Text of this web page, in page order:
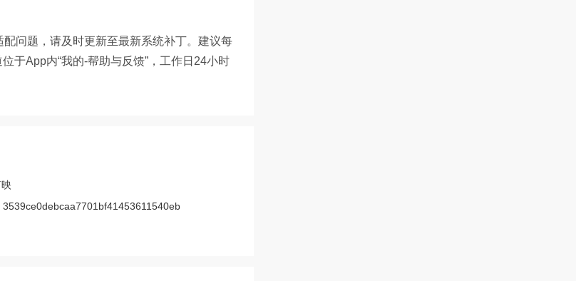
问题，请及时更新至最新系统补丁。建议每
于App内“我的-帮助与反馈”，工作日24小时
3539ce0debcaa7701bf41453611540eb